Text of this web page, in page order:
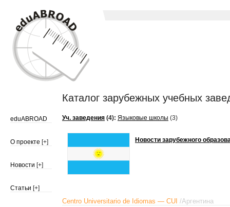
Каталог зарубежных учебных
eduABROAD
О проекте [+]
Новости [+]
Статьи [+]
Уч. заведения (4): Языковые школы (3)
Новости зарубежного
Centro Universitario de Idiomas — CUI /Аргентина